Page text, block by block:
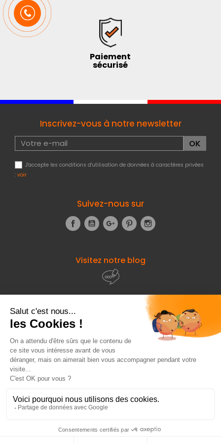
39,99 €HT
Paiement
sécurisé
Inscrivez-vous à notre newsletter
J'accepte les conditions d'utilisation de données à caractères privées
: voir
Suivez-nous sur
FacebookYouTubeGoogle+Pinterest
Visitez notre blog
À propos de
Fourniresto
Entre vous et nous
Besoin d'aide ?